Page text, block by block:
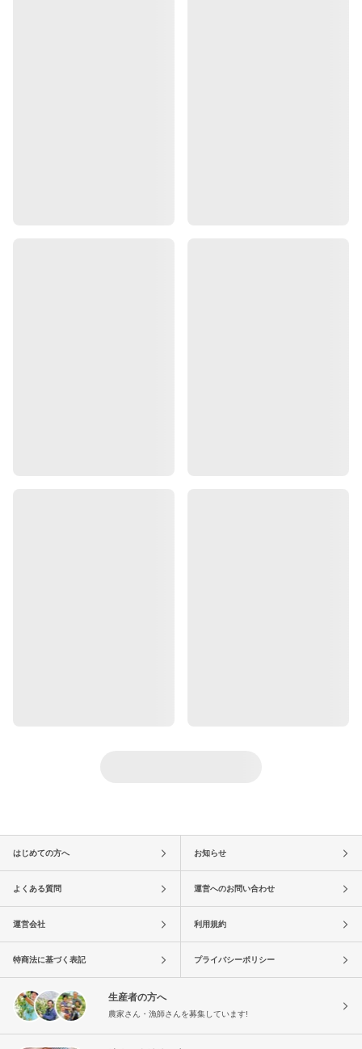
はじめての方へ お知らせ
よくある質問 運営へのお問い合わせ
運営会社 利用規約
特商法に基づく表記 プライバシーポリシー
生産者の方へ
農家さん・漁師さんを募集しています!